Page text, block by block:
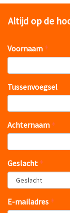
Altijd op de
Voornaam
Tussenvoegsel
Achternaam
Geslacht
E-mailadres